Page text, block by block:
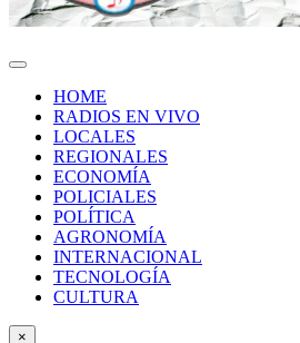
HOME
RADIOS EN VIVO
LOCALES
REGIONALES
ECONOMÍA
POLICIALES
POLÍTICA
AGRONOMÍA
INTERNACIONAL
TECNOLOGÍA
CULTURA
×